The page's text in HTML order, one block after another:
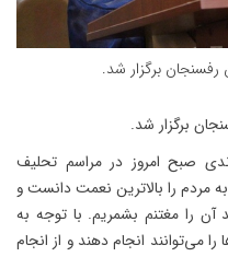
برگزار شد.
برگزار شد.
صبح امروز در مراسم تحلیف
را بالاترین نعمت دانست و
را مغتنم بشمریم. با توجه به
می‌توانند انجام دهند و از انجام